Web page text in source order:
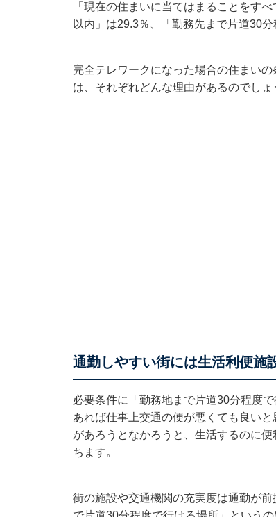
「現在の住まいに当てはまることをす
以内」は29.3％、「勤務先まで片道30
完全テレワークになった場合の住まい
は、それぞれどんな理由があるのでしょ
通勤しやすい街には生活利便施
必要条件に「勤務地まで片道30分程度
あれば仕事上交通の便が悪くても良い
があろうとなかろうと、生活するのに
ちます。
街の施設や交通機関の充実度は通勤が